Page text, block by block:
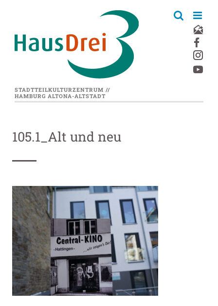
STADTTEILKULTURZENTRUM //
HAMBURG ALTONA-ALTSTADT
105.1_Alt und neu